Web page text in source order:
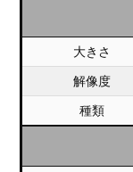
大きさ
解像度
種類